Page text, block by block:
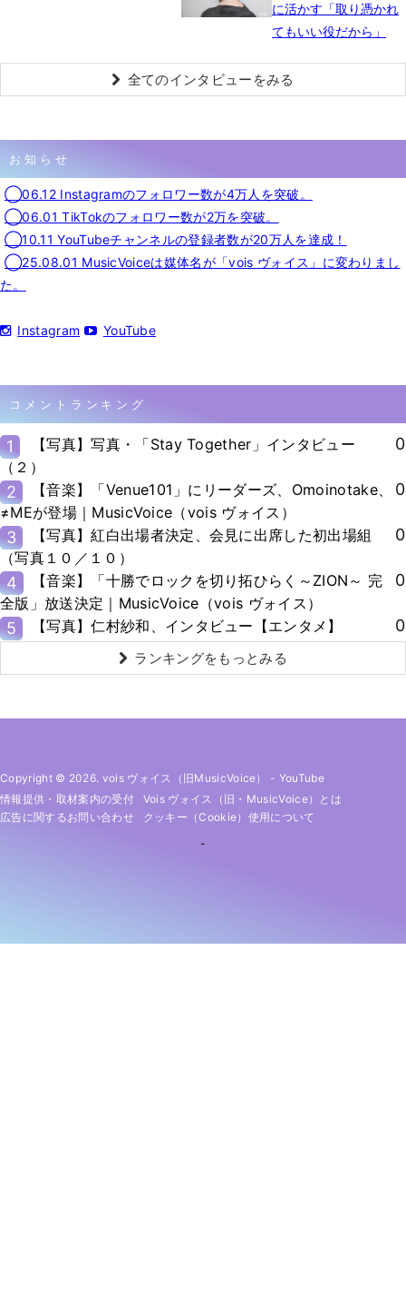
に活かす「取り憑かれ
てもいい役だから」
全てのインタビューをみる
お知らせ
◯06.12 Instagramのフォロワー数が4万人を突破。
◯06.01 TikTokのフォロワー数が2万を突破。
◯10.11 YouTubeチャンネルの登録者数が20万人を達成！
◯25.08.01 MusicVoiceは媒体名が「vois ヴォイス」に変わりまし
た。
Instagram YouTube
コメントランキング
1
【写真】写真・「Stay Together」インタビュー
（２）
0
2
【音楽】「Venue101」にリーダーズ、Omoinotake、
≠MEが登場｜MusicVoice（vois ヴォイス）
0
3
【写真】紅白出場者決定、会見に出席した初出場組
（写真１０／１０）
0
4
【音楽】「十勝でロックを切り拓ひらく～ZION～ 完
全版」放送決定｜MusicVoice（vois ヴォイス）
0
5 【写真】仁村紗和、インタビュー【エンタメ】 0
ランキングをもっとみる
Copyright © 2026. vois ヴォイス（旧MusicVoice） - YouTube
情報提供・取材案内の受付
Vois ヴォイス（旧・MusicVoice）とは
広告に関するお問い合わせ
クッキー（cookie）使用について
-